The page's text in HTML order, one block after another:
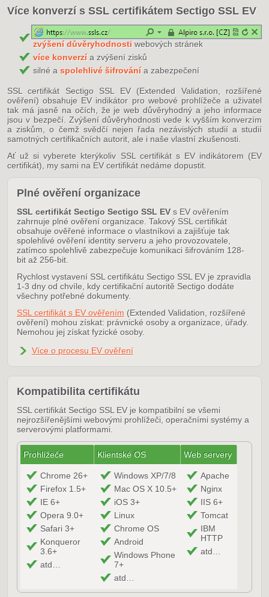
Více konverzí s SSL certifikátem Sectigo SSL EV
zvýšení důvěryhodnosti webových stránek
více konverzía zvýšení zisků
silné a spolehlivé šifrovánía zabezpečení
SSL certifikát Sectigo SSL EV (Extended Validation, rozšířené
ověření) obsahuje EV indikátor pro webové prohlížeče a uživatel
tak má jasně na očích, že je web důvěryhodný a jeho informace
jsou v bezpečí. Zvýšení důvěryhodnosti vede k vyšším konverzím
a ziskům, o čemž svědčí nejen řada nezávislých studií a studií
samotných certifikačních autorit, ale i naše vlastní zkušenosti.
Ať už si vyberete kterýkoliv SSL certifikát s EV indikátorem (EV
certifikát), my sami na EV certifikát nedáme dopustit.
Plné ověření organizace
SSL certifikát Sectigo Sectigo SSL EVs EV ověřením
zahrnuje plné ověření organizace. Takový SSL certifikát
obsahuje ověřené informace o vlastníkovi a zajišťuje tak
spolehlivé ověření identity serveru a jeho provozovatele,
zatímco spolehlivě zabezpečuje komunikaci šifrováním 128-
bit až 256-bit.
Rychlost vystavení SSL certifikátu Sectigo SSL EV je zpravidla
1-3 dny od chvíle, kdy certifikační autoritě Sectigo dodáte
všechny potřebné dokumenty.
SSL certifikát s EV ověřením (Extended Validation, rozšířené
ověření) mohou získat: právnické osoby a organizace, úřady.
Nemohou jej získat fyzické osoby.
Více o procesu EV ověření
Kompatibilita certifikátu
SSL certifikát Sectigo SSL EV je kompatibilní se všemi
nejrozšířenějšími webovými prohlížeči, operačními systémy a
serverovými platformami.
Prohlížeče Klientské OS Web servery
Chrome 26+
Firefox 1.5+
IE 6+
Opera 9.0+
Safari 3+
Konqueror
3.6+
atd…
Windows XP/7/8
Mac OS X 10.5+
iOS 3+
Linux
Chrome OS
Android
Windows Phone
7+
atd…
Apache
Nginx
IIS 6+
Tomcat
IBM
HTTP
atd…